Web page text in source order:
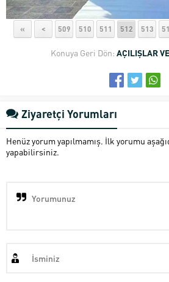
« < 509 510 511 512 513
Konuya Geri Dön: AÇILIŞLAR
Ziyaretçi Yorumları
Henüz yorum yapılmamış. İlk yorumu
yapabilirsiniz.